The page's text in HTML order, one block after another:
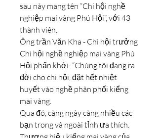
sau này mang tên “Chi hội nghề
nghiệp mai vàng Phú Hội”, với 43
thành viên.
Ông trần Văn Kha - Chi hội trưởng
Chi hội nghề nghiệp mai vàng Phú
Hội phấn khởi: “Chúng tôi đang ra
đời cho chi hội, đặt hết nhiệt
huyết vào nghề phân phối kiểng
mai vàng.
Qua đó, càng ngày càng nhiều các
bạn trong và ngoài tỉnh ưa thích.